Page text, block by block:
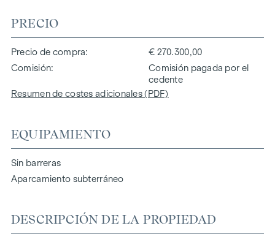
PRECIO
Precio de compra
€ 270.300,00
Comisión
Comisión pagada por el
cedente
Resumen de costes adicionales (PDF)
EQUIPAMIENTO
Sin barreras
Aparcamiento subterráneo
DESCRIPCIÓN DE LA PROPIEDAD